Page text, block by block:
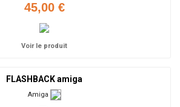
45,00 €
Voir le produit
FLASHBACK amiga
Amiga